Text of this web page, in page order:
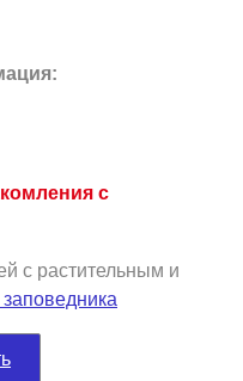
с
с растительным и